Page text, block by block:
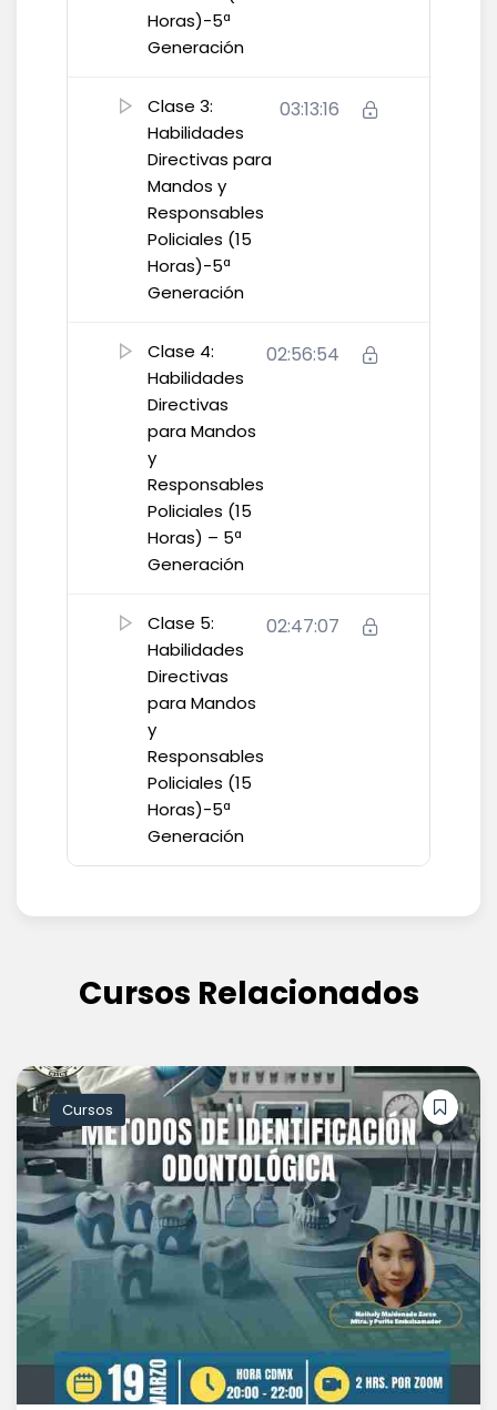
Horas)-5ª
Generación
Clase 3:
Habilidades
Directivas para
Mandos y
Responsables
Policiales (15
Horas)-5ª
Generación
03:13:16
Clase 4:
Habilidades
Directivas
para Mandos
y
Responsables
Policiales (15
Horas) – 5ª
Generación
02:56:54
Clase 5:
Habilidades
Directivas
para Mandos
y
Responsables
Policiales (15
Horas)-5ª
Generación
02:47:07
Cursos Relacionados
Cursos